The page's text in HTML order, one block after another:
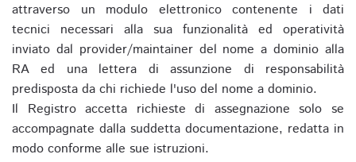
attraverso un modulo elettronico contenente i dati
tecnici necessari alla sua funzionalità ed operatività
inviato dal provider/maintainer del nome a dominio alla
RA ed una lettera di assunzione di responsabilità
predisposta da chi richiede l'uso del nome a dominio.
Il Registro accetta richieste di assegnazione solo se
accompagnate dalla suddetta documentazione, redatta in
modo conforme alle sue istruzioni.